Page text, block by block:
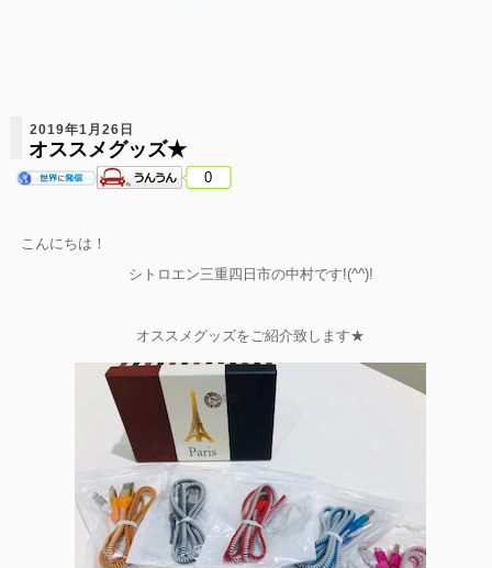
2019年1月26日
オススメグッズ★
0
こんにちは！
シトロエン三重四日市の中村です!(^^)!
オススメグッズをご紹介致します★